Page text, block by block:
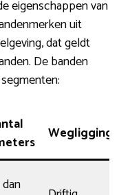
eigenschappen van
uit
dat geldt
De banden
Wegligging